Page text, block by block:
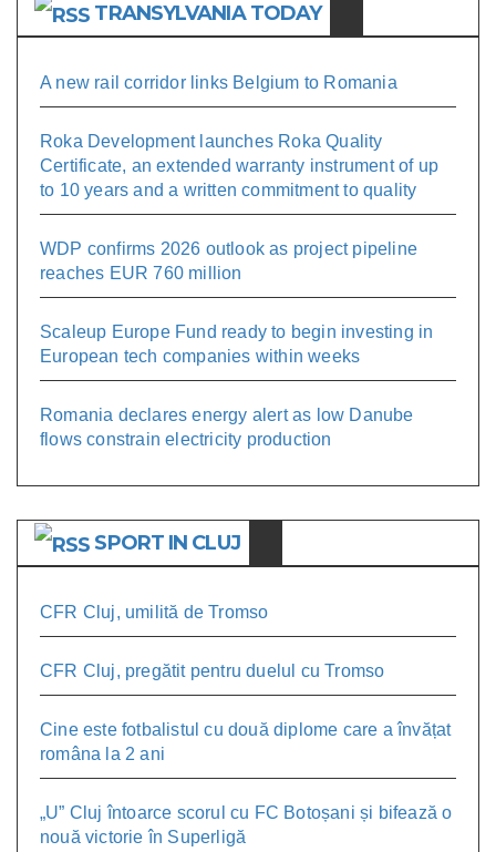
TRANSYLVANIA TODAY
A new rail corridor links Belgium to Romania
Roka Development launches Roka Quality
Certificate, an extended warranty instrument of up
to 10 years and a written commitment to quality
WDP confirms 2026 outlook as project pipeline
reaches EUR 760 million
Scaleup Europe Fund ready to begin investing in
European tech companies within weeks
Romania declares energy alert as low Danube
flows constrain electricity production
SPORT IN CLUJ
CFR Cluj, umilită de Tromso
CFR Cluj, pregătit pentru duelul cu Tromso
Cine este fotbalistul cu două diplome care a învățat
româna la 2 ani
„U” Cluj întoarce scorul cu FC Botoșani și bifează o
nouă victorie în Superligă